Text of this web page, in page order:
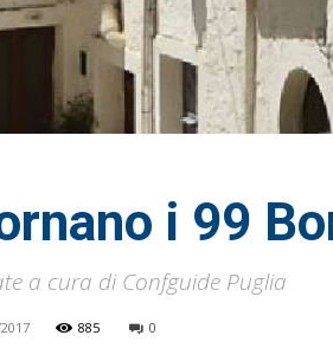
i 99
a cura di Confguide Puglia
885 0